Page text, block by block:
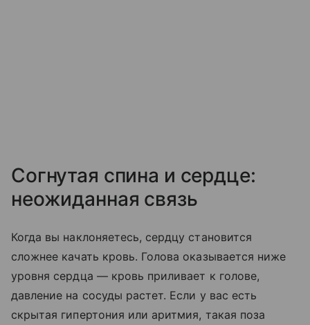
Согнутая спина и сердце:
неожиданная связь
Когда вы наклоняетесь, сердцу становится
сложнее качать кровь. Голова оказывается ниже
уровня сердца — кровь приливает к голове,
давление на сосуды растет. Если у вас есть
скрытая гипертония или аритмия, такая поза